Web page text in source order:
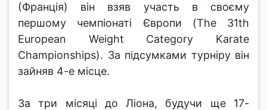
(Франція) він взяв участь в своєму
першому чемпіонаті Європи (The 31th
European Weight Category Karate
Championships). За підсумками турніру він
зайняв 4-е місце.
За три місяці до Ліона, будучи ще 17-